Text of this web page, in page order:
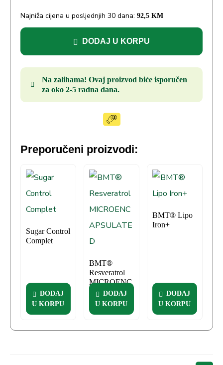
Najniža cijena u posljednjih 30 dana: 92,5 KM
DODAJ U KORPU
Na zalihama! Ovaj proizvod biće isporučen
za oko 2-5 radna dana.
Preporučeni proizvodi:
Sugar Control
Complet
DODAJ
U KORPU
BMT®
Resveratrol
MICROENC
APSULATE
DODAJ
U KORPU
BMT® Lipo
Iron+
DODAJ
U KORPU